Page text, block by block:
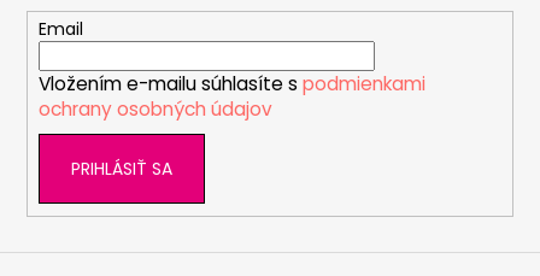
Email
Vložením e-mailu súhlasíte s podmienkami
ochrany osobných údajov
PRIHLÁSIŤ SA